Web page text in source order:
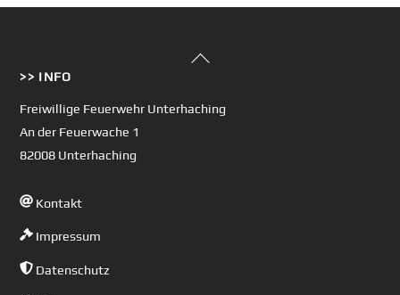
Back
>> INFO
Freiwillige Feuerwehr Unterhaching
An der Feuerwache 1
82008 Unterhaching
Kontakt
Impressum
Datenschutz